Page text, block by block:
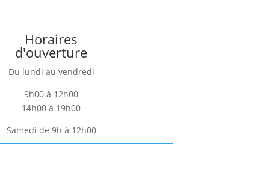
Horaires
d'ouverture
Du lundi au vendredi
9h00 à 12h00
14h00 à 19h00
Samedi de 9h à 12h00